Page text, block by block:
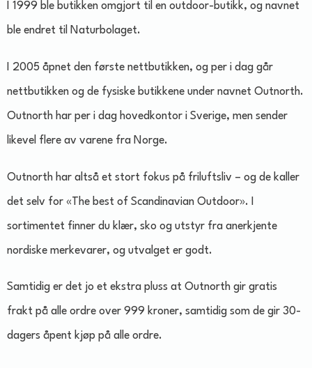
I 1999 ble butikken omgjort til en outdoor-butikk, og navnet
ble endret til Naturbolaget.
I 2005 åpnet den første nettbutikken, og per i dag går
nettbutikken og de fysiske butikkene under navnet Outnorth.
Outnorth har per i dag hovedkontor i Sverige, men sender
likevel flere av varene fra Norge.
Outnorth har altså et stort fokus på friluftsliv – og de kaller
det selv for «The best of Scandinavian Outdoor». I
sortimentet finner du klær, sko og utstyr fra anerkjente
nordiske merkevarer, og utvalget er godt.
Samtidig er det jo et ekstra pluss at Outnorth gir gratis
frakt på alle ordre over 999 kroner, samtidig som de gir 30-
dagers åpent kjøp på alle ordre.